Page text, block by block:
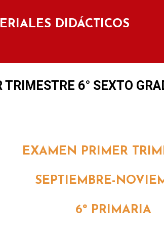
DIDÁCTICOS
6° SEXTO
EXAMEN PRIMER
SEPTIEMBRE-
6º PRIMARIA